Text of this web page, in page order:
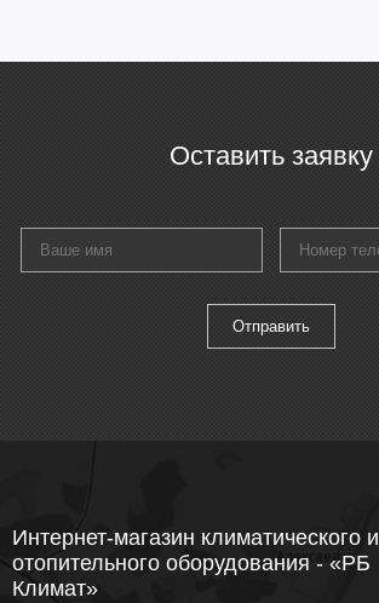
Оставить заявку
Интернет-магазин климатического и
отопительного оборудования - «РБ
Климат»